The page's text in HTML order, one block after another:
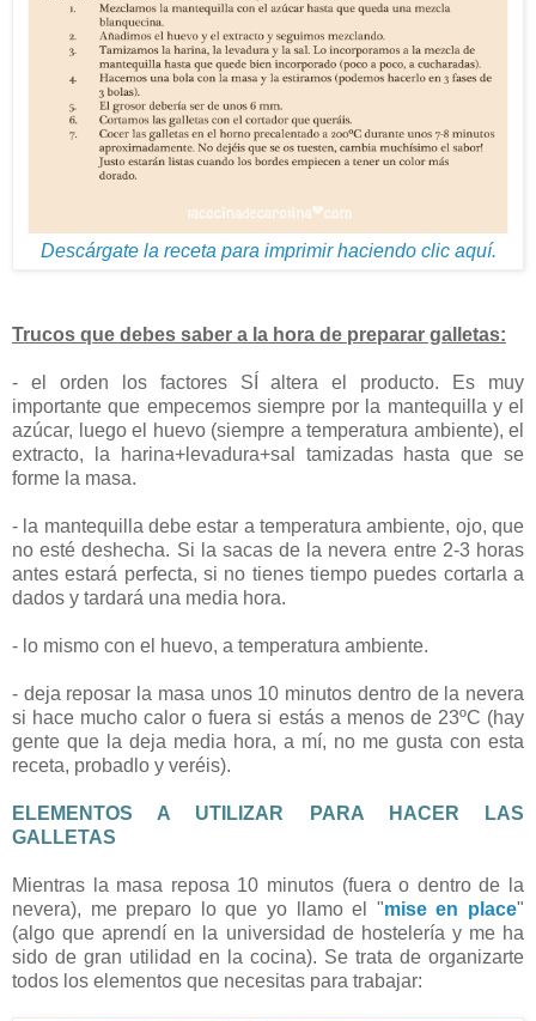
Descárgate la receta para imprimir haciendo clic aquí.
Trucos que debes saber a la hora de preparar galletas:
- el orden los factores SÍ altera el producto. Es muy
importante que empecemos siempre por la mantequilla y el
azúcar, luego el huevo (siempre a temperatura ambiente), el
extracto, la harina+levadura+sal tamizadas hasta que se
forme la masa.
- la mantequilla debe estar a temperatura ambiente, ojo, que
no esté deshecha. Si la sacas de la nevera entre 2-3 horas
antes estará perfecta, si no tienes tiempo puedes cortarla a
dados y tardará una media hora.
- lo mismo con el huevo, a temperatura ambiente.
- deja reposar la masa unos 10 minutos dentro de la nevera
si hace mucho calor o fuera si estás a menos de 23ºC (hay
gente que la deja media hora, a mí, no me gusta con esta
receta, probadlo y veréis).
ELEMENTOS A UTILIZAR PARA HACER LAS
GALLETAS
Mientras la masa reposa 10 minutos (fuera o dentro de la
nevera), me preparo lo que yo llamo el "mise en place"
(algo que aprendí en la universidad de hostelería y me ha
sido de gran utilidad en la cocina). Se trata de organizarte
todos los elementos que necesitas para trabajar: